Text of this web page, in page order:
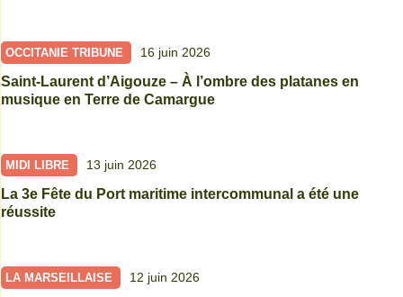
OCCITANIE TRIBUNE 16 juin 2026
Saint-Laurent d’Aigouze – À l’ombre des platanes en
musique en Terre de Camargue
MIDI LIBRE 13 juin 2026
La 3e Fête du Port maritime intercommunal a été une
réussite
LA MARSEILLAISE 12 juin 2026